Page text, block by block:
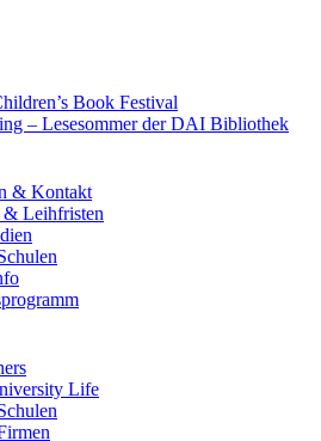
Book Festival
– Lesesommer der DAI Bibliothek
& Kontakt
Leihfristen
Life